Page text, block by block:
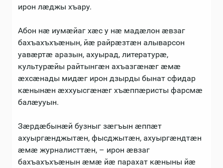
ирон лæджы хъару.
Абон нæ иумæйаг хæс у нæ мадæлон æвзаг
бахъахъхъæнын, йæ райрæзтæн алыварсон
уавæртæ аразын, ахуырад, литературæ,
культурæйы райтынгæн ахъазгæнæг æмæ
æхсæнады мидæг ирон дзырды бынат сфидар
кæнынæн æххуысгæнæг хъæппæристы фарсмæ
балæууын.
Зæрдæбынæй бузныг зæгъын æппæт
ахуыргæнджытæн, фысджытæн, ахуыргæндтæн
æмæ журналисттæн, – ирон æвзаг
бахъахъхъæнын æмæ йæ парахат кæныны йæ